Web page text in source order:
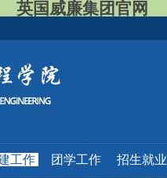
英国威廉集团官网
工作 团学工作 招生就业